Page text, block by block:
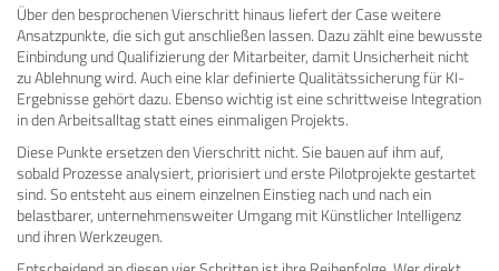
Über den besprochenen Vierschritt hinaus liefert der Case weitere
Ansatzpunkte, die sich gut anschließen lassen. Dazu zählt eine bewusste
Einbindung und Qualifizierung der Mitarbeiter, damit Unsicherheit nicht
zu Ablehnung wird. Auch eine klar definierte Qualitätssicherung für KI-
Ergebnisse gehört dazu. Ebenso wichtig ist eine schrittweise Integration
in den Arbeitsalltag statt eines einmaligen Projekts.
Diese Punkte ersetzen den Vierschritt nicht. Sie bauen auf ihm auf,
sobald Prozesse analysiert, priorisiert und erste Pilotprojekte gestartet
sind. So entsteht aus einem einzelnen Einstieg nach und nach ein
belastbarer, unternehmensweiter Umgang mit Künstlicher Intelligenz
und ihren Werkzeugen.